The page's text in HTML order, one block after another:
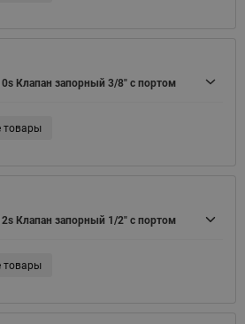
Клапан запорный 3/8" с портом
товары
Клапан запорный 1/2" с портом
товары